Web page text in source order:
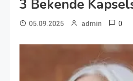
3 Bekende
05.09.2025 admin 0